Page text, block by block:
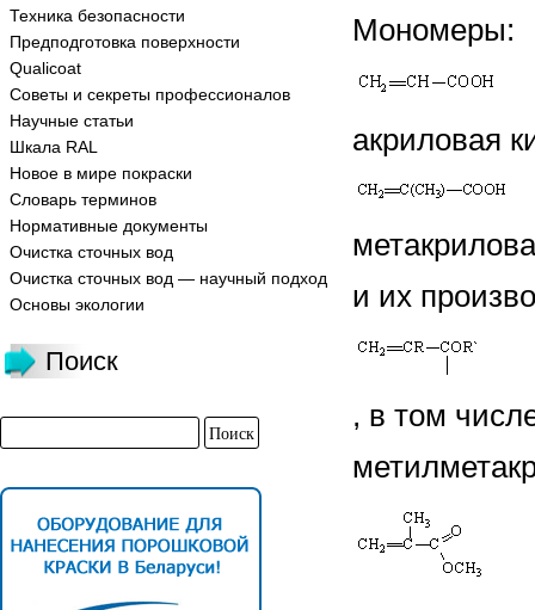
Техника безопасности
Предподготовка поверхности
Qualicoat
Советы и секреты профессионалов
Научные статьи
Шкала RAL
Новое в мире покраски
Словарь терминов
Нормативные документы
Очистка сточных вод
Очистка сточных вод — научный подход
Основы экологии
Поиск
Мономеры:
акриловая
и их
, в том